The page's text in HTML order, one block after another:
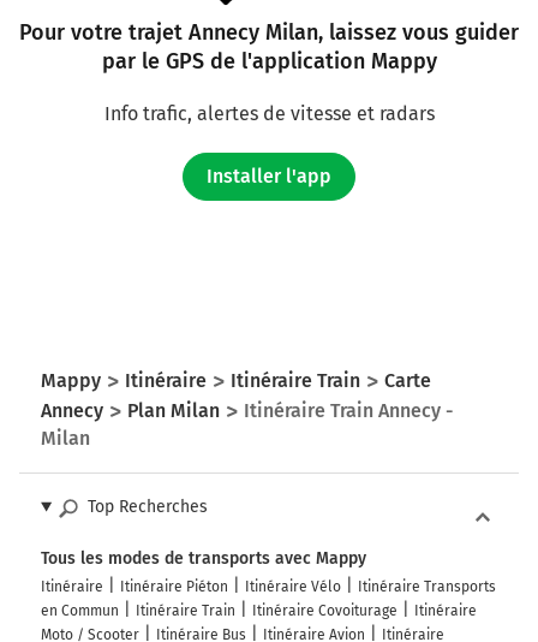
Pour votre trajet Annecy Milan, laissez vous guider
par le GPS de l'application Mappy
Info trafic, alertes de vitesse et radars
Installer l'app
Mappy Itinéraire Itinéraire Train
Carte
Annecy
Plan Milan
Itinéraire Train Annecy -
Milan
Top Recherches
Tous les modes de transports avec Mappy
Itinéraire Itinéraire Piéton Itinéraire Vélo
Itinéraire Transports
en Commun
Itinéraire Train Itinéraire Covoiturage
Itinéraire
Moto / Scooter
Itinéraire Bus Itinéraire Avion
Itinéraire